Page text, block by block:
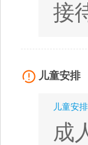
接
儿童安排
儿童安排
成